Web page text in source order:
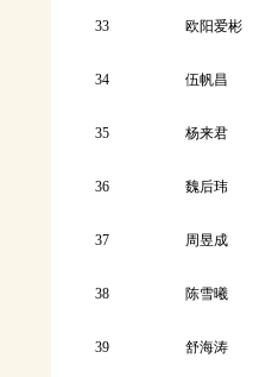
33 欧阳爱彬
34 伍帆昌
35 杨来君
36 魏后玮
37 周昱成
38 陈雪曦
39 舒海涛